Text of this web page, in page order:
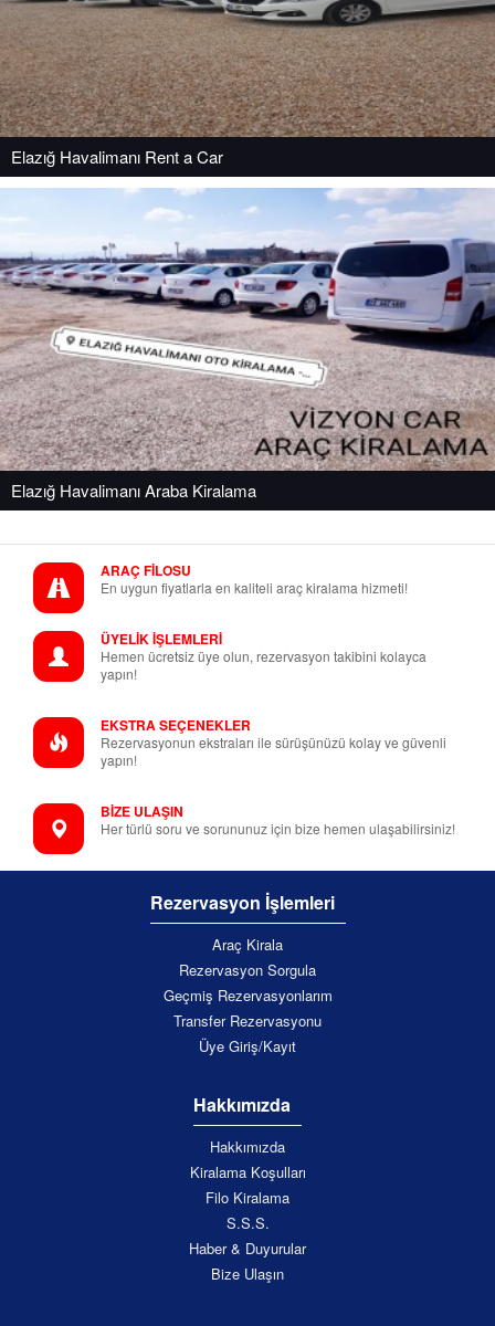
Elazığ Havalimanı Rent a Car
Elazığ Havalimanı Araba Kiralama
ARAÇ FİLOSU
En uygun fiyatlarla en kaliteli araç kiralama hizmeti!
ÜYELİK İŞLEMLERİ
Hemen ücretsiz üye olun, rezervasyon takibini kolayca
yapın!
EKSTRA SEÇENEKLER
Rezervasyonun ekstraları ile sürüşünüzü kolay ve güvenli
yapın!
BİZE ULAŞIN
Her türlü soru ve sorununuz için bize hemen ulaşabilirsiniz!
Rezervasyon İşlemleri
Araç Kirala
Rezervasyon Sorgula
Geçmiş Rezervasyonlarım
Transfer Rezervasyonu
Üye Giriş/Kayıt
Hakkımızda
Hakkımızda
Kiralama Koşulları
Filo Kiralama
S.S.S.
Haber & Duyurular
Bize Ulaşın